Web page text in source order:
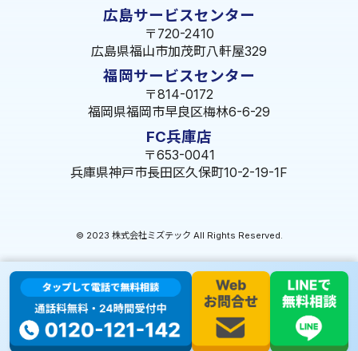
広島サービスセンター
〒720-2410
広島県福山市加茂町八軒屋329
福岡サービスセンター
〒814-0172
福岡県福岡市早良区梅林6-6-29
FC兵庫店
〒653-0041
兵庫県神戸市長田区久保町10-2-19-1F
© 2023 株式会社ミズテック All Rights Reserved.